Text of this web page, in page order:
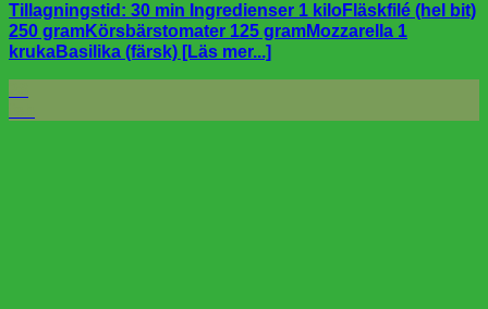
Tillagningstid: 30 min Ingredienser 1 kiloFläskfilé (hel bit)
250 gramKörsbärstomater 125 gramMozzarella 1
krukaBasilika (färsk) [Läs mer...]